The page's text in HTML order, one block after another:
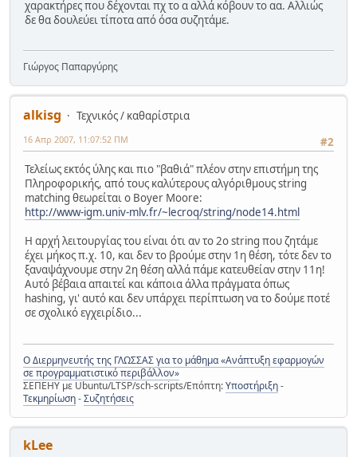
χαρακτήρες που δέχονται πχ το α αλλά κόβουν το αα. Αλλιώς
δε θα δουλεύει τίποτα από όσα συζητάμε.
Γιώργος Παπαργύρης
alkisg
Τεχνικός / καθαρίστρια
#2
16 Απρ 2007, 11:07:52 ΠΜ
Τελείως εκτός ύλης και πιο "βαθιά" πλέον στην επιστήμη της
Πληροφορικής, από τους καλύτερους αλγόριθμους string
matching θεωρείται ο Boyer Moore:
http://www-igm.univ-mlv.fr/~lecroq/string/node14.html
Η αρχή λειτουργίας του είναι ότι αν το 2ο string που ζητάμε
έχει μήκος π.χ. 10, και δεν το βρούμε στην 1η θέση, τότε δεν το
ξαναψάχνουμε στην 2η θέση αλλά πάμε κατευθείαν στην 11η!
Αυτό βέβαια απαιτεί και κάποια άλλα πράγματα όπως
hashing, γι' αυτό και δεν υπάρχει περίπτωση να το δούμε ποτέ
σε σχολικό εγχειρίδιο...
Ο Διερμηνευτής της ΓΛΩΣΣΑΣ για το μάθημα «Ανάπτυξη εφαρμογών
σε προγραμματιστικό περιβάλλον»
ΣΕΠΕΗΥ με Ubuntu/LTSP/sch-scripts/Επόπτη:Υποστήριξη-
Τεκμηρίωση-Συζητήσεις
kLee